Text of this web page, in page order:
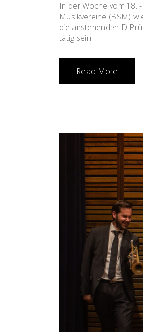
In der Woche vom 18.
Musikvereine (BSM)
die anstehenden D-
tätig sein.
Read More